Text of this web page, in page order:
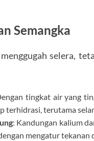
Semangka
selera,
tingkat air yang
terhidrasi, terutama
: Kandungan kalium
mengatur